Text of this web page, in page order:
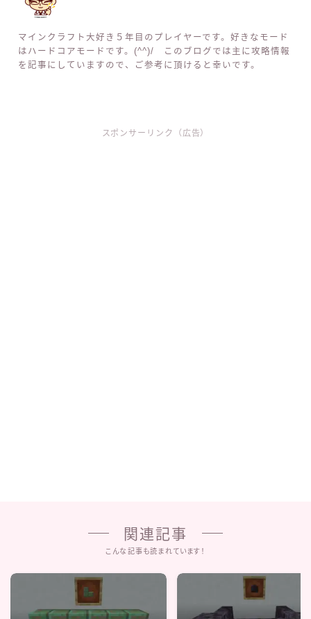
マインクラフト大好き５年目のプレイヤーです。好きなモード
はハードコアモードです。(^^)/ このブログでは主に攻略情報
を記事にしていますので、ご参考に頂けると幸いです。
スポンサーリンク（広告）
関連記事
こんな記事も読まれています！